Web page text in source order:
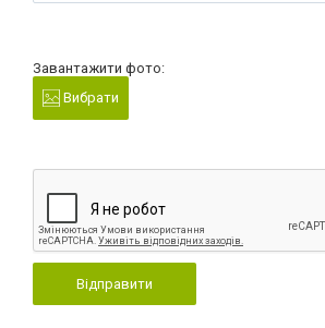
Завантажити фото:
Вибрати
Відправити